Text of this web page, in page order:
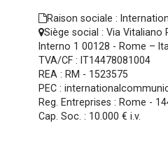
Raison sociale :
Siège social : Via Vitaliano
Interno 1 00128 - Rome –
TVA/CF : IT14478081004
REA : RM - 1523575
PEC :
Reg. Entreprises : Rome -
Cap. Soc. : 10.000 € i.v.